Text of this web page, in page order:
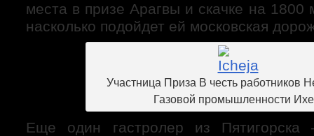
места в призе Арагвы и скачке на
насколько подойдет ей московская
Участница Приза В честь работников
Газовой промышленности
Еще один гастролер из Пятигорска